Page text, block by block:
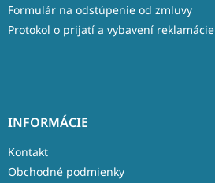
Formulár na odstúpenie od zmluvy
Protokol o prijatí a vybavení reklamácie
INFORMÁCIE
Kontakt
Obchodné podmienky